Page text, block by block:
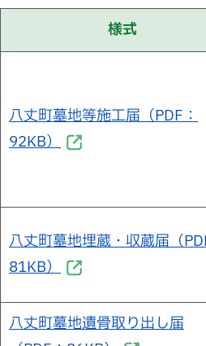
様式
八丈町墓地等施工届（PDF：
92KB）
八丈町墓地埋蔵・収蔵届（
81KB）
八丈町墓地遺骨取り出し届